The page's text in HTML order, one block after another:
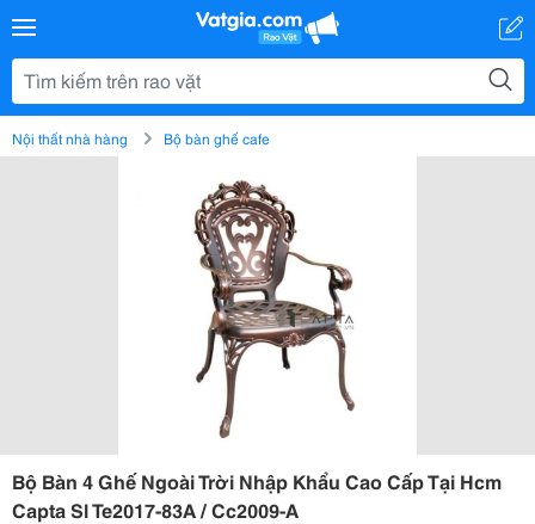
Nội thất nhà hàng Bộ bàn ghế cafe
Bộ Bàn 4 Ghế Ngoài Trời Nhập Khẩu Cao Cấp Tại Hcm
Capta Sl Te2017-83A / Cc2009-A